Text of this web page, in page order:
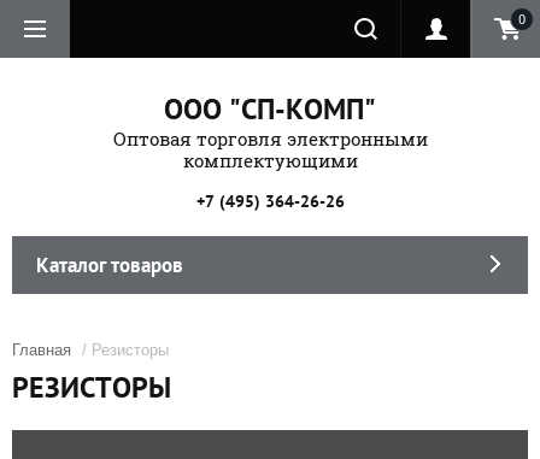
0
ООО "СП-КОМП"
Оптовая торговля электронными
комплектующими
+7 (495) 364-26-26
Каталог товаров
Главная / Резисторы
РЕЗИСТОРЫ